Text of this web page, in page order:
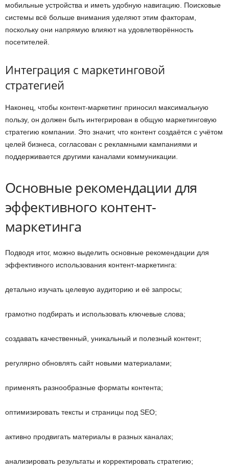
мобильные устройства и иметь удобную навигацию. Поисковые
системы всё больше внимания уделяют этим факторам,
поскольку они напрямую влияют на удовлетворённость
посетителей.
Интеграция с маркетинговой
стратегией
Наконец, чтобы контент-маркетинг приносил максимальную
пользу, он должен быть интегрирован в общую маркетинговую
стратегию компании. Это значит, что контент создаётся с учётом
целей бизнеса, согласован с рекламными кампаниями и
поддерживается другими каналами коммуникации.
Основные рекомендации для
эффективного контент-
маркетинга
Подводя итог, можно выделить основные рекомендации для
эффективного использования контент-маркетинга:
детально изучать целевую аудиторию и её запросы;
грамотно подбирать и использовать ключевые слова;
создавать качественный, уникальный и полезный контент;
регулярно обновлять сайт новыми материалами;
применять разнообразные форматы контента;
оптимизировать тексты и страницы под SEO;
активно продвигать материалы в разных каналах;
анализировать результаты и корректировать стратегию;